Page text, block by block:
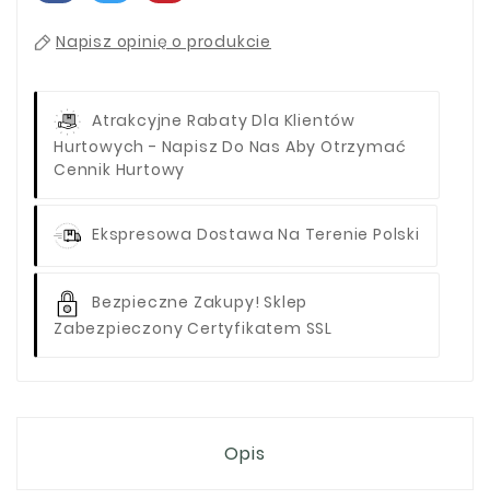
Napisz opinię o produkcie
Atrakcyjne Rabaty Dla Klientów
Hurtowych - Napisz Do Nas Aby Otrzymać
Cennik Hurtowy
Ekspresowa Dostawa Na Terenie Polski
Bezpieczne Zakupy! Sklep
Zabezpieczony Certyfikatem SSL
Opis